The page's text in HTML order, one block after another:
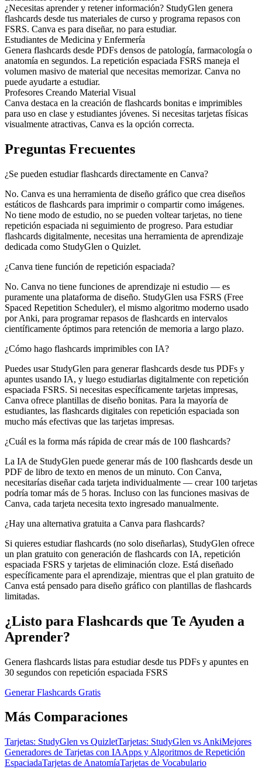
¿Necesitas aprender y retener información? StudyGlen genera
flashcards desde tus materiales de curso y programa repasos con
FSRS. Canva es para diseñar, no para estudiar.
Estudiantes de Medicina y Enfermería
Genera flashcards desde PDFs densos de patología, farmacología o
anatomía en segundos. La repetición espaciada FSRS maneja el
volumen masivo de material que necesitas memorizar. Canva no
puede ayudarte a estudiar.
Profesores Creando Material Visual
Canva destaca en la creación de flashcards bonitas e imprimibles
para uso en clase y estudiantes jóvenes. Si necesitas tarjetas físicas
visualmente atractivas, Canva es la opción correcta.
Preguntas Frecuentes
¿Se pueden estudiar flashcards directamente en Canva?
No. Canva es una herramienta de diseño gráfico que crea diseños
estáticos de flashcards para imprimir o compartir como imágenes.
No tiene modo de estudio, no se pueden voltear tarjetas, no tiene
repetición espaciada ni seguimiento de progreso. Para estudiar
flashcards digitalmente, necesitas una herramienta de aprendizaje
dedicada como StudyGlen o Quizlet.
¿Canva tiene función de repetición espaciada?
No. Canva no tiene funciones de aprendizaje ni estudio — es
puramente una plataforma de diseño. StudyGlen usa FSRS (Free
Spaced Repetition Scheduler), el mismo algoritmo moderno usado
por Anki, para programar repasos de flashcards en intervalos
científicamente óptimos para retención de memoria a largo plazo.
¿Cómo hago flashcards imprimibles con IA?
Puedes usar StudyGlen para generar flashcards desde tus PDFs y
apuntes usando IA, y luego estudiarlas digitalmente con repetición
espaciada FSRS. Si necesitas específicamente tarjetas impresas,
Canva ofrece plantillas de diseño bonitas. Para la mayoría de
estudiantes, las flashcards digitales con repetición espaciada son
mucho más efectivas que las tarjetas impresas.
¿Cuál es la forma más rápida de crear más de 100 flashcards?
La IA de StudyGlen puede generar más de 100 flashcards desde un
PDF de libro de texto en menos de un minuto. Con Canva,
necesitarías diseñar cada tarjeta individualmente — crear 100 tarjetas
podría tomar más de 5 horas. Incluso con las funciones masivas de
Canva, cada tarjeta necesita texto ingresado manualmente.
¿Hay una alternativa gratuita a Canva para flashcards?
Si quieres estudiar flashcards (no solo diseñarlas), StudyGlen ofrece
un plan gratuito con generación de flashcards con IA, repetición
espaciada FSRS y tarjetas de eliminación cloze. Está diseñado
específicamente para el aprendizaje, mientras que el plan gratuito de
Canva está pensado para diseño gráfico con plantillas de flashcards
limitadas.
¿Listo para Flashcards que Te Ayuden a
Aprender?
Genera flashcards listas para estudiar desde tus PDFs y apuntes en
30 segundos con repetición espaciada FSRS
Generar Flashcards Gratis
Más Comparaciones
Tarjetas: StudyGlen vs QuizletTarjetas: StudyGlen vs AnkiMejores
Generadores de Tarjetas con IAApps y Algoritmos de Repetición
EspaciadaTarjetas de AnatomíaTarjetas de Vocabulario